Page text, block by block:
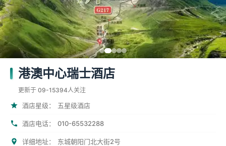
港澳中心瑞士酒店
更新于 09-15394人关注
酒店星级： 五星级酒店
酒店电话： 010-65532288
详细地址： 东城朝阳门北大街2号